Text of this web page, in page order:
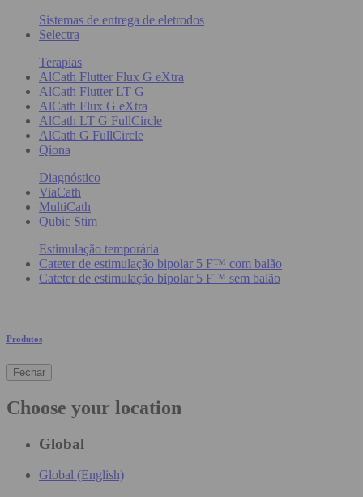
Sistemas de entrega de eletrodos
Selectra
Terapias
AlCath Flutter Flux G eXtra
AlCath Flutter LT G
AlCath Flux G eXtra
AlCath LT G FullCircle
AlCath G FullCircle
Qiona
Diagnóstico
ViaCath
MultiCath
Qubic Stim
Estimulação temporária
Cateter de estimulação bipolar 5 F™ com balão
Cateter de estimulação bipolar 5 F™ sem balão
Produtos
Fechar
Choose your location
Global
Global (English)